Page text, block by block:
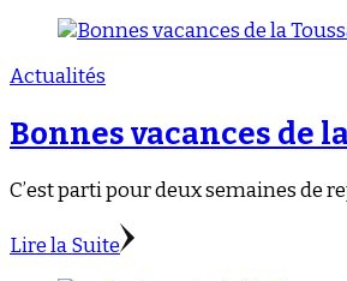
Actualités
Bonnes vacances de
C’est parti pour deux semaines de
Lire la Suite